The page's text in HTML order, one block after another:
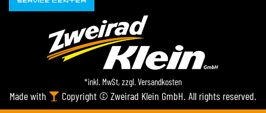
*inkl. MwSt, zzgl.Versandkosten
Made with Copyright © Zweirad Klein GmbH. All rights reserved.